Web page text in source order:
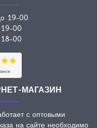
19-00
00
00
МАГАЗИН
с оптовыми
на сайте необходимо